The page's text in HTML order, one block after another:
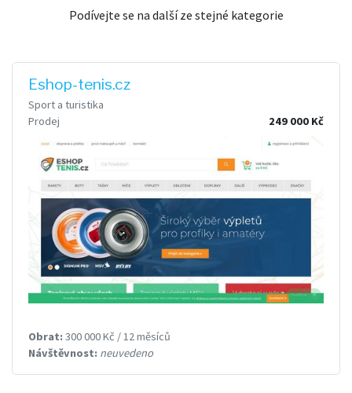
Podívejte se na další ze stejné kategorie
Eshop-tenis.cz
Sport a turistika
Prodej
249 000 Kč
Obrat: 300 000 Kč / 12 měsíců
Návštěvnost: neuvedeno